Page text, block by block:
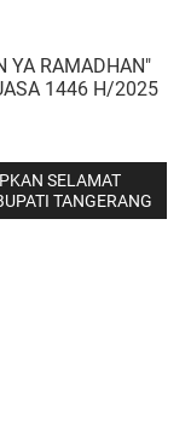
YA RAMADHAN"
1446 H/2025
SELAMAT
TANGERANG